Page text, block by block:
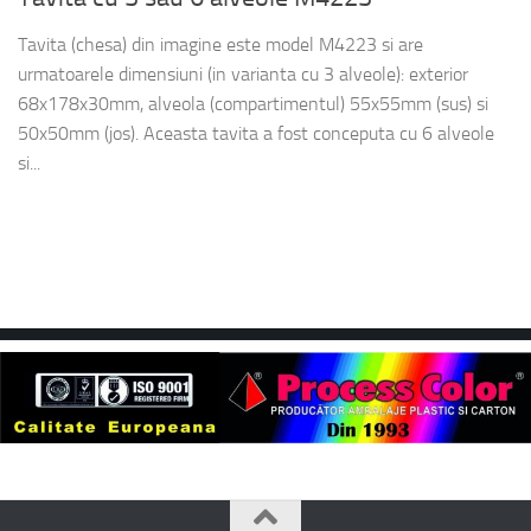
Tavita (chesa) din imagine este model M4223 si are
urmatoarele dimensiuni (in varianta cu 3 alveole): exterior
68x178x30mm, alveola (compartimentul) 55x55mm (sus) si
50x50mm (jos). Aceasta tavita a fost conceputa cu 6 alveole
si...